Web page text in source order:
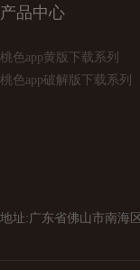
产品中心
桃色app黄版下载系列
桃色app破解版下载系列
地址:广东省佛山市南海